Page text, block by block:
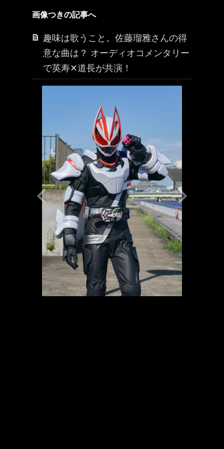
画像つきの記事へ
趣味は歌うこと。佐藤瑠雅さんの得
意な曲は？ オーディオコメンタリー
で英寿✕道長が共演！